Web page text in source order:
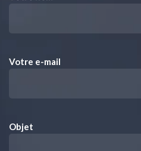
Votre e-mail
Objet